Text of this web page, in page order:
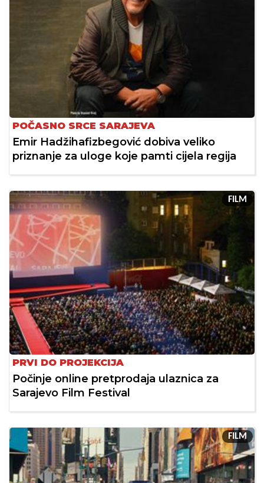
POČASNO SRCE SARAJEVA
Emir Hadžihafizbegović dobiva veliko
priznanje za uloge koje pamti cijela regija
FILM
PRVI DO PROJEKCIJA
Počinje online pretprodaja ulaznica za
Sarajevo Film Festival
FILM